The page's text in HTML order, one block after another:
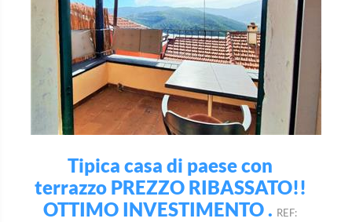
Tipica casa di paese con
terrazzo PREZZO RIBASSATO!!
OTTIMO INVESTIMENTO . REF: